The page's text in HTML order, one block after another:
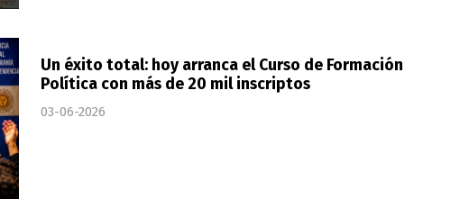
Un éxito total: hoy arranca el Curso de Formación
Política con más de 20 mil inscriptos
03-06-2026